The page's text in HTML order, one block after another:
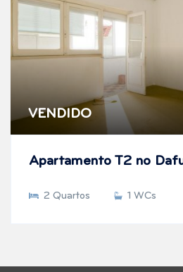
VENDIDO
Apartamento T2 no
2 Quartos 1 WCs